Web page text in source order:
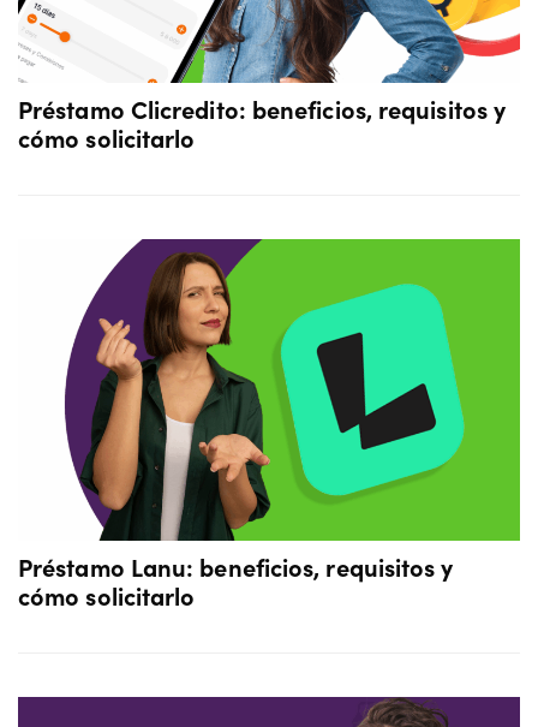
Préstamo Clicredito: beneficios, requisitos y
cómo solicitarlo
Préstamo Lanu: beneficios, requisitos y
cómo solicitarlo